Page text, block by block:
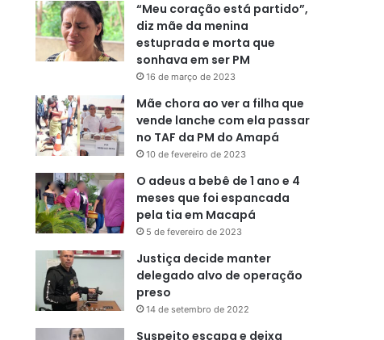
“Meu coração está partido”,
diz mãe da menina
estuprada e morta que
sonhava em ser PM
16 de março de 2023
Mãe chora ao ver a filha que
vende lanche com ela passar
no TAF da PM do Amapá
10 de fevereiro de 2023
O adeus a bebê de 1 ano e 4
meses que foi espancada
pela tia em Macapá
5 de fevereiro de 2023
Justiça decide manter
delegado alvo de operação
preso
14 de setembro de 2022
Suspeito escapa e deixa